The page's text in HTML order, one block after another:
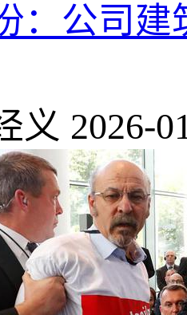
：公司
义 2026-